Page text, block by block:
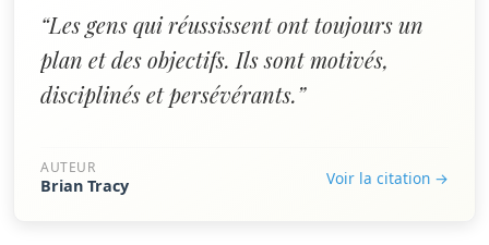
“Les gens qui réussissent ont toujours un
plan et des objectifs. Ils sont motivés,
disciplinés et persévérants.”
AUTEUR
Brian Tracy Voir la citation →